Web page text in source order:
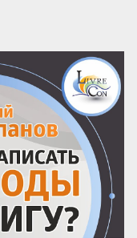
речи. Полан
услугу
речи тем, что
смыслом слова и
слова, как показал
собой совокупность
фактов,
нашем сознании
Смысл слова, таким
всегда
сложным